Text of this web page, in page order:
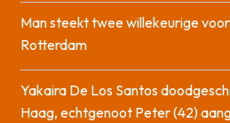
Man steekt twee willekeurige
Rotterdam
Yakaira De Los Santos
Haag, echtgenoot Peter (42)